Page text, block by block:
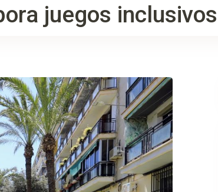
juegos inclusivos